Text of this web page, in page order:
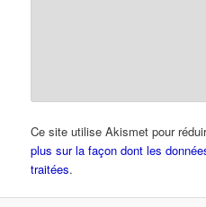
Ce site utilise Akismet pour
plus sur la façon dont les
traitées.